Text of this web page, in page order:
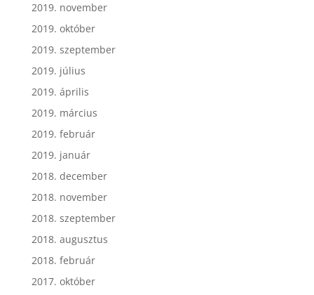
2019. november
2019. október
2019. szeptember
2019. július
2019. április
2019. március
2019. február
2019. január
2018. december
2018. november
2018. szeptember
2018. augusztus
2018. február
2017. október